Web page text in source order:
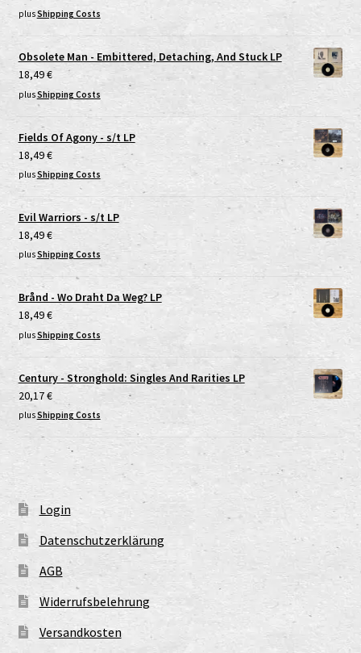
plusShipping Costs
Obsolete Man - Embittered, Detaching, And Stuck LP
18,49€
plusShipping Costs
Fields Of Agony - s/t LP
18,49€
plusShipping Costs
Evil Warriors - s/t LP
18,49€
plusShipping Costs
Brånd - Wo Draht Da Weg? LP
18,49€
plusShipping Costs
Century - Stronghold: Singles And Rarities LP
20,17€
plusShipping Costs
Login
Datenschutzerklärung
AGB
Widerrufsbelehrung
Versandkosten